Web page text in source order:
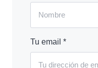
Tu email *